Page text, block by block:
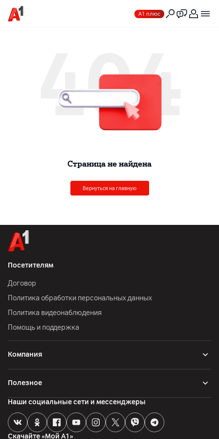
А1 плюс
404
Cтраница не найдена
Вернуться на главную
Посетителям
Договор
Политика обработки персональных данных
Политика видеонаблюдения
Помощь и поддержка
Компания
Полезное
Скачайте «Мой А1»
Наши социальные сети и мессенджеры